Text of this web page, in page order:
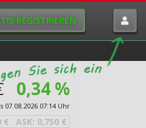
REGISTRIEREN
0,34 %
07.08.2026 07:14 Uhr
€ ASK: 0,750 €